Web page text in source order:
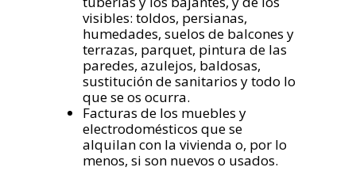
visibles: toldos, persianas,
humedades, suelos de balcones y
terrazas, parquet, pintura de las
paredes, azulejos, baldosas,
sustitución de sanitarios y todo lo
que se os ocurra.
Facturas de los muebles y
electrodomésticos que se
alquilan con la vivienda o, por lo
menos, si son nuevos o usados.